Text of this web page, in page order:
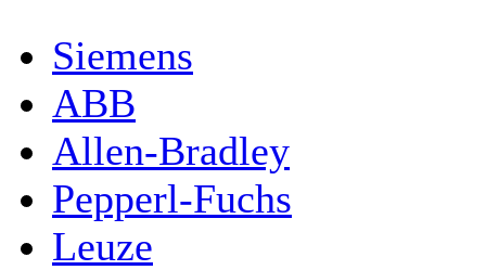
Siemens
ABB
Allen-Bradley
Pepperl-Fuchs
Leuze